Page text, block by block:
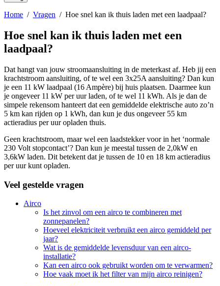
Home / Vragen / Hoe snel kan ik thuis laden met een laadpaal?
Hoe snel kan ik thuis laden met een
laadpaal?
Dat hangt van jouw stroomaansluiting in de meterkast af. Heb jij een
krachtstroom aansluiting, of te wel een 3x25A aansluiting? Dan kun
je een 11 kW laadpaal (16 Ampère) bij huis plaatsen. Daarmee kun
je ongeveer 11 kW per uur laden, of te wel 11 kWh. Als je dan de
simpele rekensom hanteert dat een gemiddelde elektrische auto zo’n
5 km kan rijden op 1 kWh, dan kun je dus ongeveer 55 km
actieradius per uur opladen thuis.
Geen krachtstroom, maar wel een laadstekker voor in het ‘normale
230 Volt stopcontact’? Dan kun je meestal tussen de 2,0kW en
3,6kW laden. Dit betekent dat je tussen de 10 en 18 km actieradius
per uur kunt opladen.
Veel gestelde vragen
Airco
Is het zinvol om een airco te combineren met
zonnepanelen?
Hoeveel elektriciteit verbruikt een airco gemiddeld per
jaar?
Wat is de gemiddelde levensduur van een airco-
installatie?
Kan een airco ook gebruikt worden om te verwarmen?
Hoe vaak moet ik het filter van mijn airco reinigen?